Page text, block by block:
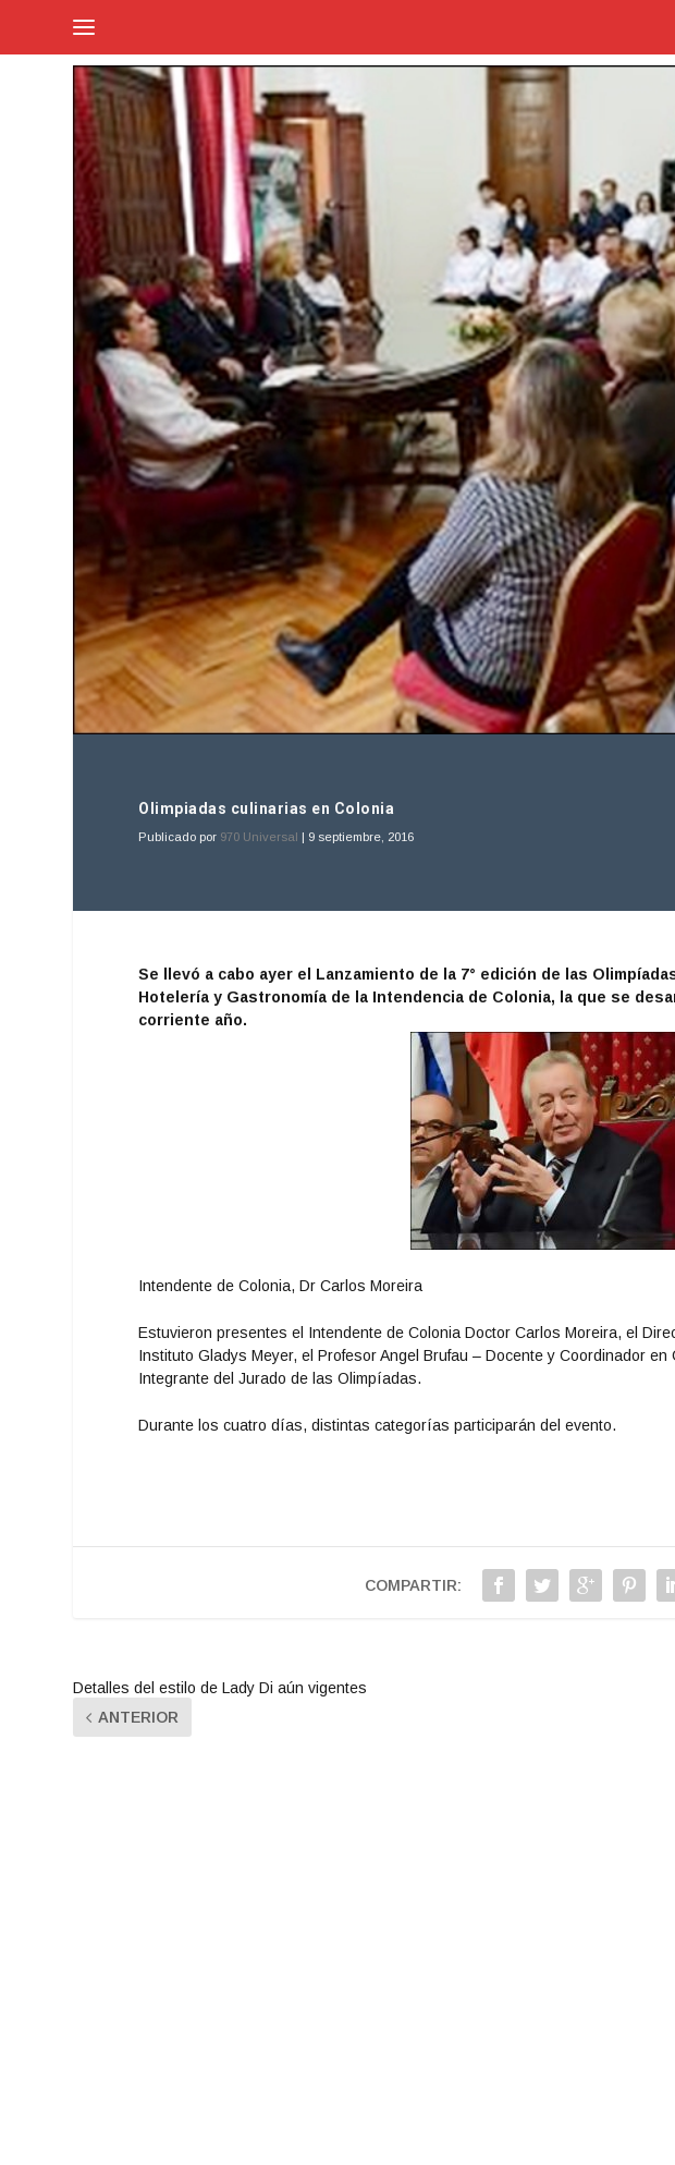
Olimpiadas culinarias en Colonia
Publicado por 970 Universal 9 septiembre, 2016
Se llevó a cabo ayer el Lanzamiento de la 7° edición de las
Hotelería y Gastronomía de la Intendencia de Colonia, la que se
corriente año.
Intendente de Colonia, Dr Carlos Moreira
Estuvieron presentes el Intendente de Colonia Doctor Carlos Moreira, el
Instituto Gladys Meyer, el Profesor Angel Brufau – Docente y Coordinador
Integrante del Jurado de las Olimpíadas.
Durante los cuatro días, distintas categorías participarán del evento.
COMPARTIR:
Detalles del estilo de Lady Di aún vigentes
ANTERIOR